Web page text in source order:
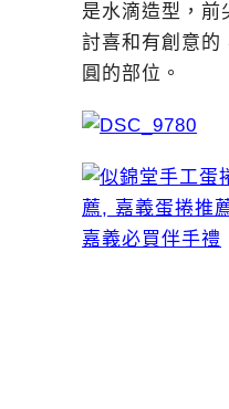
是水滴造型，前
討喜和有創意的
圓的部位。